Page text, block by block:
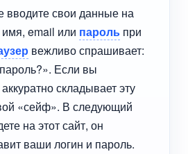
вводите свои данные на
email или пароль при
вежливо спрашивает:
Если вы
складывает эту
«сейф». В следующий
на этот сайт, он
ваши логин и пароль.